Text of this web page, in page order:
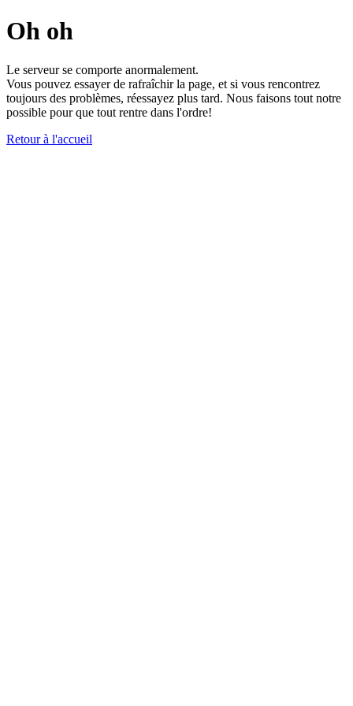
Oh oh
Le serveur se comporte anormalement.
Vous pouvez essayer de rafraîchir la page, et si vous rencontrez
toujours des problèmes, réessayez plus tard. Nous faisons tout notre
possible pour que tout rentre dans l'ordre!
Retour à l'accueil